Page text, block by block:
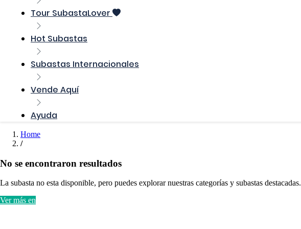
Tour SubastaLover
Hot Subastas
Subastas Internacionales
Vende Aquí
Ayuda
Home
No se encontraron resultados
La subasta no esta disponible, pero puedes explorar nuestras categorías y subastas destacadas.
Ver más en